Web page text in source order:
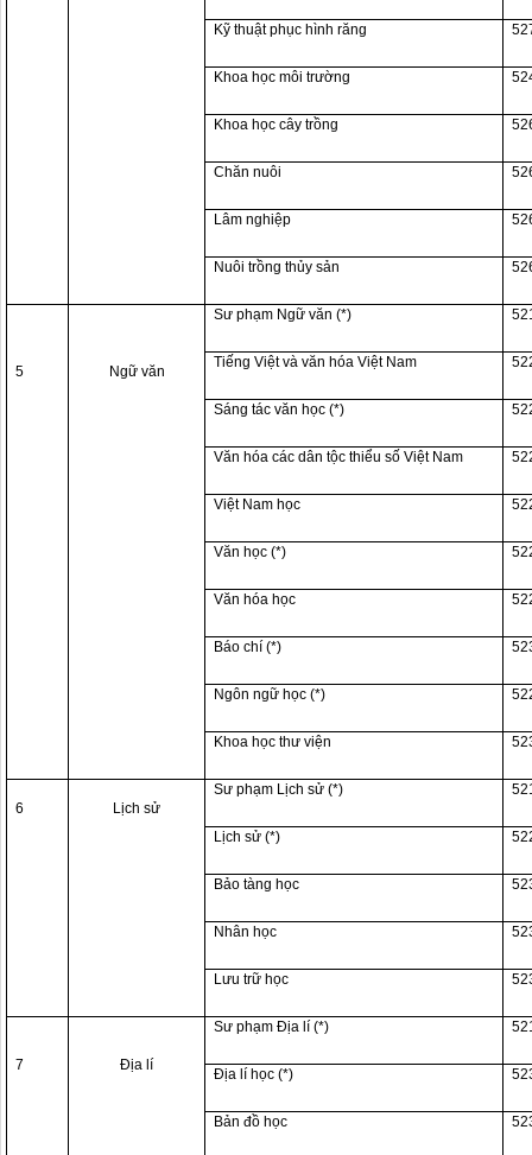
Kỹ thuật phục hình răng
Khoa học môi trường
Khoa học cây trồng
Chăn nuôi
Lâm nghiệp
Nuôi trồng thủy sản
5 Ngữ văn
Sư phạm Ngữ văn (*)
Tiếng Việt và văn hóa Việt Nam
Sáng tác văn học (*)
Văn hóa các dân tộc thiểu số Việt Nam
Việt Nam học
Văn học (*)
Văn hóa học
Báo chí (*)
Ngôn ngữ học (*)
Khoa học thư viện
6 Lịch sử
Sư phạm Lịch sử (*)
Lịch sử (*)
Bảo tàng học
Nhân học
Lưu trữ học
7 Địa lí
Sư phạm Địa lí (*)
Địa lí học (*)
Bản đồ học